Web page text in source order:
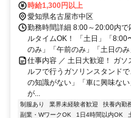
時給1,300円以上
愛知県名古屋市中区
勤務時間詳細 8:00～20:00内
ルタイムOK！ 「土日」「
のみ」「午前のみ」「土日のみ
仕事内容 ／ 土日大歓迎！ ガ
ルフで行うガソリンスタンド
の知識がない」「車に興味な
が...
制服あり 業界未経験者歓迎 扶養内勤
副業・WワークOK
1日4時間以内OK